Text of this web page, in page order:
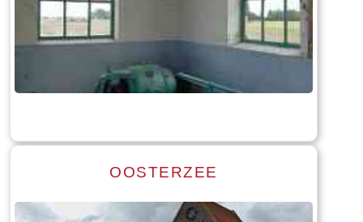
Read more
Tekst: © Foto: © William Wissink
OOSTERZEE